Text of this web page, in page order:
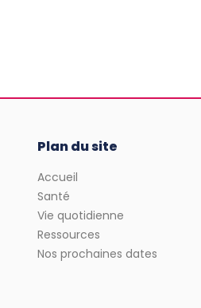
Plan du site
Accueil
Santé
Vie quotidienne
Ressources
Nos prochaines dates